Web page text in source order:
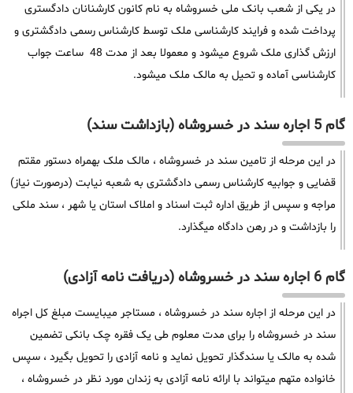
در یکی از شعب بانک ملی خسروشاه به نام کانون کارشنانان دادگستری
پرداخت شده و فرایند کارشناسی ملک توسط کارشناس رسمی دادگشتری و
ارزش گذاری ملک شروع میشود و معمولا بعد از مدت 48 ساعت جواب
کارشناسی آماده و تحیل به مالک ملک میشود.
گام 5 اجاره سند در خسروشاه (بازداشت سند)
در این مرحله از تامین سند در خسروشاه ، مالک ملک بهمراه دستور مقتم
قضایی و جوابیه کارشناس رسمی دادگشتری به شعبه نیابت (درصورت نیاز)
مراجه و سپس از طریق اداره ثبت اسناد و املاک استان یا شهر ، سند ملکی
را بازداشت و در رهن دادگاه میگذارد.
گام 6 اجاره سند در خسروشاه (دریافت نامه آزادی)
در این مرحله از اجاره سند در خسروشاه ، مستاجر میبایست مبلغ کل اجراه
سند در خسروشاه را برای مدت معلوم طی یک فقره چک بانکی تضمین
شده به مالک یا سندگذار تحویل نماید و نامه آزادی را تحویل بگیرد ، سپس
خانواده متهم میتواند با ارائه نامه آزادی به زندان مورد نظر در خسروشاه ،